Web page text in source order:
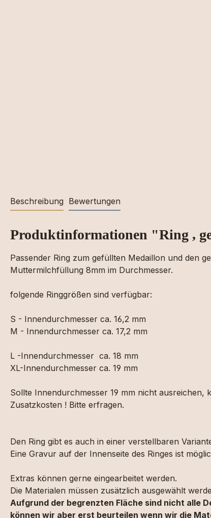
Beschreibung Bewertungen
Produktinformationen "Ring ,
Passender Ring zum gefüllten Medaillon und den
Muttermilchfüllung 8mm im Durchmesser.
folgende Ringgrößen sind verfügbar:
S - Innendurchmesser ca. 16,2 mm
M - Innendurchmesser ca. 17,2 mm
L -Innendurchmesser ca. 18 mm
XL-Innendurchmesser ca. 19 mm
Sollte Innendurchmesser 19 mm nicht ausreichen,
Zusatzkosten ! Bitte erfragen.
Den Ring gibt es auch in einer verstellbaren
Eine Gravur auf der Innenseite des Ringes ist
Extras können gerne eingearbeitet werden.
Die Materialen müssen zusätzlich ausgewählt
Aufgrund der begrenzten Fläche sind nicht alle
können wir aber erst beurteilen wenn wir die